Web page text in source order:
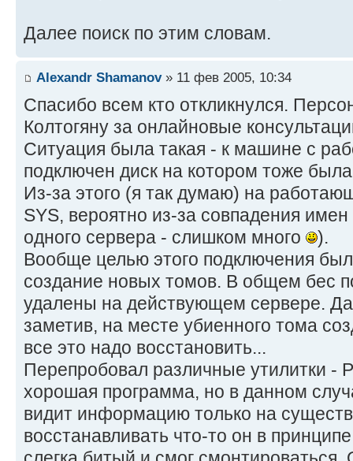
Далее поиск по этим словам.
Alexandr Shamanov» 11 фев 2005, 10:34
Спасибо всем кто откликнулся.
Колтогяну за онлайновые
Ситуация была такая - к машине с
подключен диск на котором тоже
Из-за этого (я так думаю) на
SYS, вероятно из-за совпадения
одного сервера - слишком много
).
Вообще целью этого подключения
создание новых томов. В общем бес
удалены на действующем сервере.
заметив, на месте убиенного тома
все это надо восстановить...
Перепробовал различные утилитки -
хорошая программа, но в данном
видит информацию только на
восстанавливать что-то он в